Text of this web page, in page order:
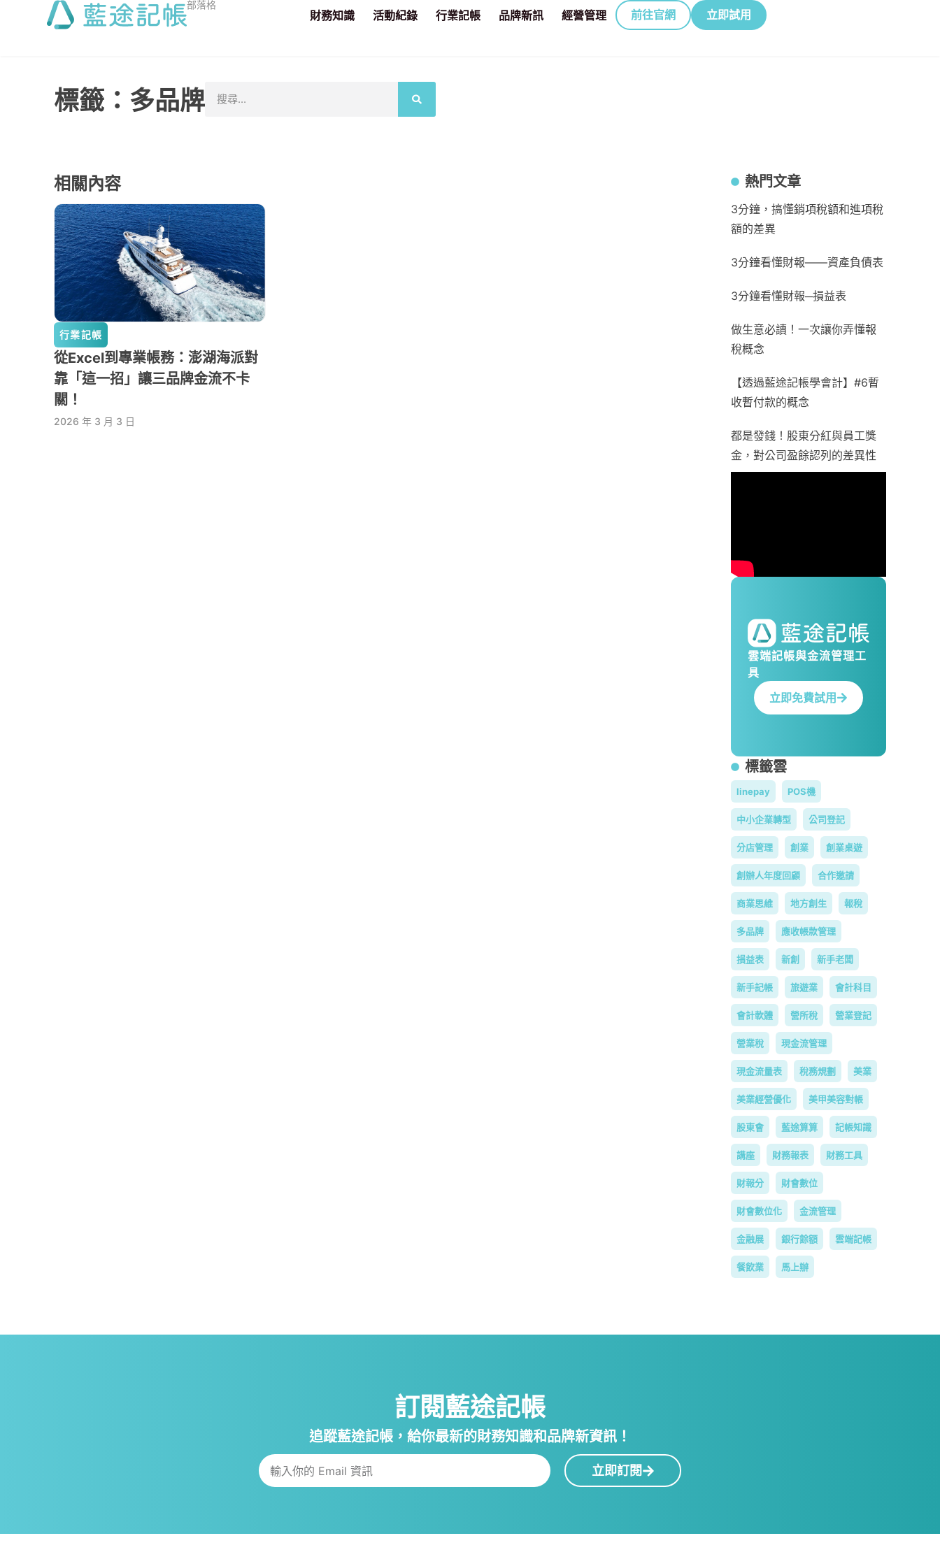
部落格
財務知識 活動紀錄 行業記帳 品牌新訊 經營管理 前往官網 立即試用
標籤：多品牌
相關內容
行業記帳
從Excel到專業帳務：澎湖海派對
靠「這一招」讓三品牌金流不卡
關！
2026 年 3 月 3 日
熱門文章
3分鐘，搞懂銷項稅額和進項稅
額的差異
3分鐘看懂財報——資產負債表
3分鐘看懂財報─損益表
做生意必讀！一次讓你弄懂報
稅概念
【透過藍途記帳學會計】#6暫
收暫付款的概念
都是發錢！股東分紅與員工獎
金，對公司盈餘認列的差異性
雲端記帳與金流管理工
具
立即免費試用
標籤雲
linepay POS機
中小企業轉型 公司登記
分店管理 創業 創業桌遊
創辦人年度回顧 合作邀請
商業思維 地方創生 報稅
多品牌 應收帳款管理
損益表 新創 新手老闆
新手記帳 旅遊業 會計科目
會計軟體 營所稅 營業登記
營業稅 現金流管理
現金流量表 稅務規劃 美業
美業經營優化 美甲美容對帳
股東會 藍途算算 記帳知識
講座 財務報表 財務工具
財報分 財會數位
財會數位化 金流管理
金融展 銀行餘額 雲端記帳
餐飲業 馬上辦
訂閱藍途記帳
追蹤藍途記帳，給你最新的財務知識和品牌新資訊！
立即訂閱